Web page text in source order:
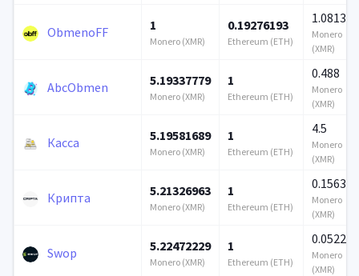
ObmenoFF 1
Monero (XMR)
0.19276193
Ethereum (ETH)
1.081394
Monero
(XMR)
AbcObmen 5.19337779
Monero (XMR)
1
Ethereum (ETH)
0.488
Monero
(XMR)
Касса 5.19581689
Monero (XMR)
1
Ethereum (ETH)
4.5
Monero
(XMR)
Крипта 5.21326963
Monero (XMR)
1
Ethereum (ETH)
0.156398
Monero
(XMR)
Swop 5.22472229
Monero (XMR)
1
Ethereum (ETH)
0.052247
Monero
(XMR)